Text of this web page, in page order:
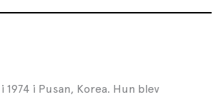
1974 i Pusan, Korea. Hun blev